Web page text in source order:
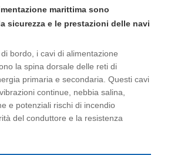
marittima sono
sicurezza e le prestazioni delle navi
bordo, i cavi di alimentazione
la spina dorsale delle reti di
primaria e secondaria. Questi cavi
continue, nebbia salina,
e potenziali rischi di incendio
del conduttore e la resistenza